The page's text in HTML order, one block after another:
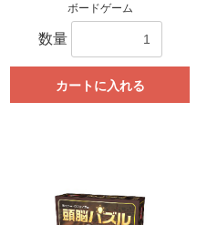
ボードゲーム
数量
カートに入れる
カートへ進む